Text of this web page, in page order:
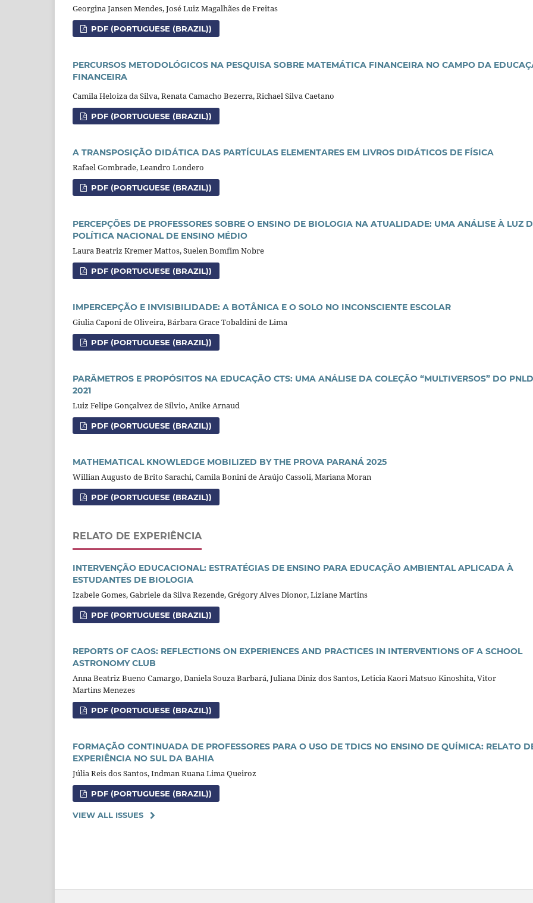
Georgina Jansen Mendes, José Luiz Magalhães de Freitas
PDF (PORTUGUESE (BRAZIL))
PERCURSOS METODOLÓGICOS NA PESQUISA SOBRE MATEMÁTICA FINANCEIRA NO CAMPO DA
FINANCEIRA
Camila Heloiza da Silva, Renata Camacho Bezerra, Richael Silva Caetano
PDF (PORTUGUESE (BRAZIL))
A TRANSPOSIÇÃO DIDÁTICA DAS PARTÍCULAS ELEMENTARES EM LIVROS DIDÁTICOS DE FÍSICA
Rafael Gombrade, Leandro Londero
PDF (PORTUGUESE (BRAZIL))
PERCEPÇÕES DE PROFESSORES SOBRE O ENSINO DE BIOLOGIA NA ATUALIDADE: UMA ANÁLISE À LUZ
POLÍTICA NACIONAL DE ENSINO MÉDIO
Laura Beatriz Kremer Mattos, Suelen Bomfim Nobre
PDF (PORTUGUESE (BRAZIL))
IMPERCEPÇÃO E INVISIBILIDADE: A BOTÂNICA E O SOLO NO INCONSCIENTE ESCOLAR
Giulia Caponi de Oliveira, Bárbara Grace Tobaldini de Lima
PDF (PORTUGUESE (BRAZIL))
PARÂMETROS E PROPÓSITOS NA EDUCAÇÃO CTS: UMA ANÁLISE DA COLEÇÃO “MULTIVERSOS” DO PNLD
2021
Luiz Felipe Gonçalvez de Silvio, Anike Arnaud
PDF (PORTUGUESE (BRAZIL))
MATHEMATICAL KNOWLEDGE MOBILIZED BY THE PROVA PARANÁ 2025
Willian Augusto de Brito Sarachi, Camila Bonini de Araújo Cassoli, Mariana Moran
PDF (PORTUGUESE (BRAZIL))
RELATO DE EXPERIÊNCIA
INTERVENÇÃO EDUCACIONAL: ESTRATÉGIAS DE ENSINO PARA EDUCAÇÃO AMBIENTAL APLICADA À
ESTUDANTES DE BIOLOGIA
Izabele Gomes, Gabriele da Silva Rezende, Grégory Alves Dionor, Liziane Martins
PDF (PORTUGUESE (BRAZIL))
REPORTS OF CAOS: REFLECTIONS ON EXPERIENCES AND PRACTICES IN INTERVENTIONS OF A SCHOOL
ASTRONOMY CLUB
Anna Beatriz Bueno Camargo, Daniela Souza Barbará, Juliana Diniz dos Santos, Leticia Kaori Matsuo Kinoshita, Vitor
Martins Menezes
PDF (PORTUGUESE (BRAZIL))
FORMAÇÃO CONTINUADA DE PROFESSORES PARA O USO DE TDICS NO ENSINO DE QUÍMICA: RELATO
EXPERIÊNCIA NO SUL DA BAHIA
Júlia Reis dos Santos, Indman Ruana Lima Queiroz
PDF (PORTUGUESE (BRAZIL))
VIEW ALL ISSUES